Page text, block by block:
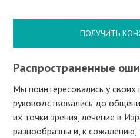
ПОЛУЧИТЬ
Распространенные
Мы поинтересовались у своих
руководствовались до
их точки зрения, лечение в
разнообразны и, к